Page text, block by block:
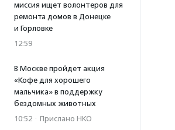
миссия ищет волонтеров для
ремонта домов в Донецке
и Горловке
12:59
В Москве пройдет акция
«Кофе для хорошего
мальчика» в поддержку
бездомных животных
10:52 · Прислано НКО